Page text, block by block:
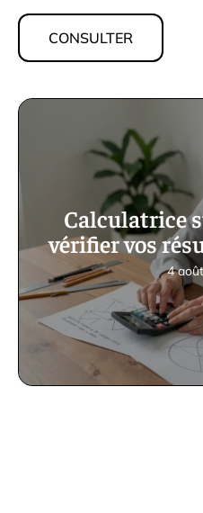
CONSULTER
Calculatrice
vérifier vos
4